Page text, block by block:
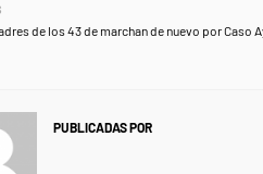
de los 43 de marchan de nuevo por Caso
PUBLICADAS POR